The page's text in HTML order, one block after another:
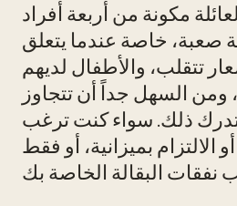
مكونة من أربعة أفراد
صعبة، خاصة عندما يتعلق
تتقلب، والأطفال لديهم
ومن السهل جداً أن تتجاوز
تدرك ذلك. سواء كنت ترغب
الالتزام بميزانية، أو فقط